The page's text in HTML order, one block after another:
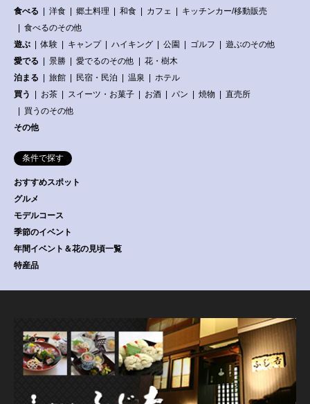
食べる
洋食 郷土料理 和食 カフェ
キッチンカー/移動販売
食べるのその他
遊ぶ
体験 キャンプ ハイキング 公園 ゴルフ
遊ぶのその他
愛でる
景勝 愛でるのその他
花・樹木
泊まる
旅館 民宿・民泊 温泉
ホテル
買う
お茶 スイーツ・お菓子 お酒 パン 焼物
直売所
買うのその他
その他
条件で探す
おすすめスポット
グルメ
モデルコース
季節のイベント
年間イベント＆花の見頃一覧
特産品